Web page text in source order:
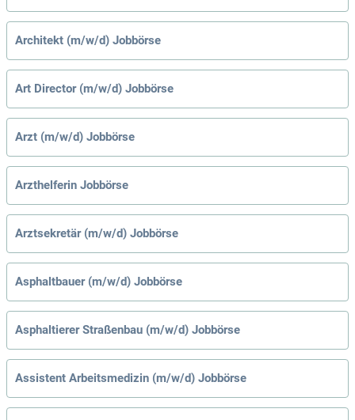
Architekt (m/w/d) Jobbörse
Art Director (m/w/d) Jobbörse
Arzt (m/w/d) Jobbörse
Arzthelferin Jobbörse
Arztsekretär (m/w/d) Jobbörse
Asphaltbauer (m/w/d) Jobbörse
Asphaltierer Straßenbau (m/w/d) Jobbörse
Assistent Arbeitsmedizin (m/w/d) Jobbörse